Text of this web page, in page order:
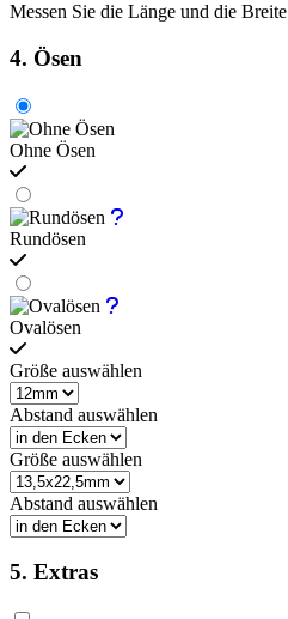
Messen Sie die Länge und die Breite
4. Ösen
Ohne Ösen
Rundösen
Ovalösen
Größe auswählen
Abstand auswählen
Größe auswählen
Abstand auswählen
5. Extras